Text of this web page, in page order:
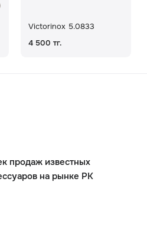
Victorinox 5.0833
4 500 тг.
продаж известных
на рынке РК